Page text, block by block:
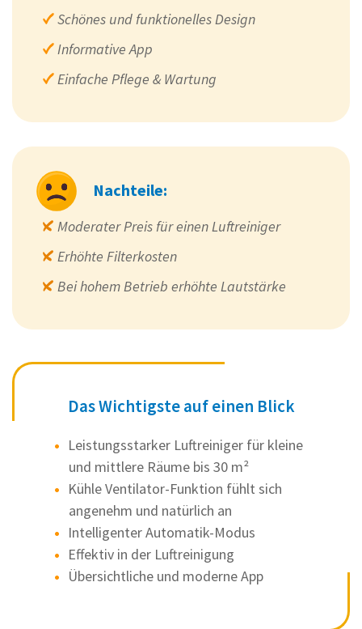
Schönes und funktionelles Design
Informative App
Einfache Pflege & Wartung
Nachteile:
Moderater Preis für einen Luftreiniger
Erhöhte Filterkosten
Bei hohem Betrieb erhöhte Lautstärke
Das Wichtigste auf einen Blick
Leistungsstarker Luftreiniger für kleine
und mittlere Räume bis 30 m²
Kühle Ventilator-Funktion fühlt sich
angenehm und natürlich an
Intelligenter Automatik-Modus
Effektiv in der Luftreinigung
Übersichtliche und moderne App